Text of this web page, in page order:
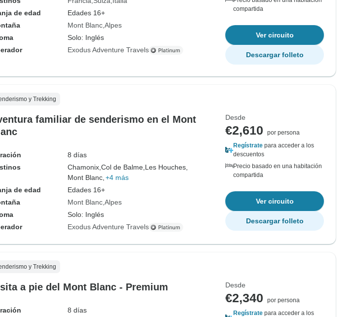
de edad
Edades 16+
Mont Blanc Alpes
Solo: Inglés
Exodus Adventure Travels
compartida
Ver circuito
Descargar folleto
y Trekking
familiar de senderismo en el Mont
8 días
Chamonix, Col de Balme, Les Houches,
Mont Blanc, +4 más
de edad
Edades 16+
Mont Blanc Alpes
Solo: Inglés
Exodus Adventure Travels
Desde
€2,610
por persona
Regístrate para acceder a los
descuentos
Precio basado en una habitación
compartida
Ver circuito
Descargar folleto
y Trekking
a pie del Mont Blanc - Premium
8 días
Desde
€2,340
por persona
Regístrate para acceder a los